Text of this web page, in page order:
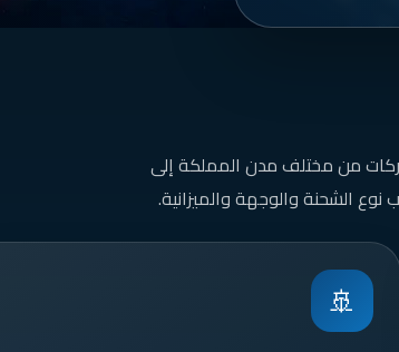
من مختلف مدن المملكة إلى
نوع الشحنة والوجهة والميزانية.
🚢